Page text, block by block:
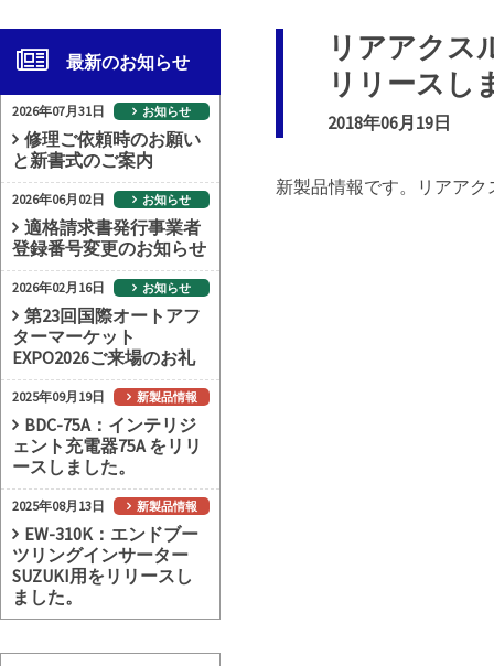
リアアクス
リリースし
2018年06月19日
新製品情報です。リアア
最新のお知らせ
2026年07月31日 お知らせ
修理ご依頼時のお願い
と新書式のご案内
2026年06月02日 お知らせ
適格請求書発行事業者
登録番号変更のお知らせ
2026年02月16日 お知らせ
第23回国際オートアフ
ターマーケット
EXPO2026ご来場のお礼
2025年09月19日 新製品情報
BDC-75A：インテリジ
ェント充電器75A をリリ
ースしました。
2025年08月13日 新製品情報
EW-310K：エンドブー
ツリングインサーター
SUZUKI用をリリースし
ました。